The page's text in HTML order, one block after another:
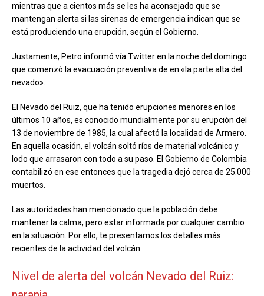
mientras que a cientos más se les ha aconsejado que se
mantengan alerta si las sirenas de emergencia indican que se
está produciendo una erupción, según el Gobierno.
Justamente, Petro informó vía Twitter en la noche del domingo
que comenzó la evacuación preventiva de en «la parte alta del
nevado».
El Nevado del Ruiz, que ha tenido erupciones menores en los
últimos 10 años, es conocido mundialmente por su erupción del
13 de noviembre de 1985, la cual afectó la localidad de Armero.
En aquella ocasión, el volcán soltó ríos de material volcánico y
lodo que arrasaron con todo a su paso. El Gobierno de Colombia
contabilizó en ese entonces que la tragedia dejó cerca de 25.000
muertos.
Las autoridades han mencionado que la población debe
mantener la calma, pero estar informada por cualquier cambio
en la situación. Por ello, te presentamos los detalles más
recientes de la actividad del volcán.
Nivel de alerta del volcán Nevado del Ruiz: